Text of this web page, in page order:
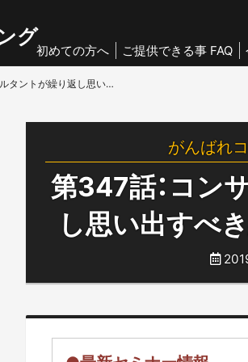
グ
初めての方へ
ご提供できる事 FAQ
第347話：コンサルタントが繰り返し思い出すべき経営の最重要事項
がんばれ
第347話：コン
し思い出すべ